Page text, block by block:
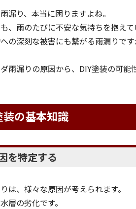
漏り、本当に困りますよね。
、雨のたびに不安な気持ちを抱えて
の深刻な被害にも繋がる雨漏りで
雨漏りの原因から、DIY塗装の可
の基本知識
を特定する
は、様々な原因が考えられます。
層の劣化です。